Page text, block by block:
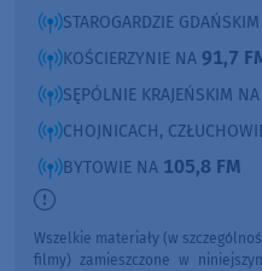
STAROGARDZIE
KOŚCIERZYNIE NA 91,7
SĘPÓLNIE KRAJEŃSKIM NA
CHOJNICACH,
BYTOWIE NA 105,8 FM
Wszelkie materiały (w
filmy) zamieszczone w